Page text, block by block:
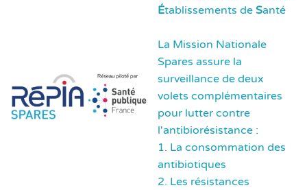
Établissements de Santé
La Mission Nationale
Spares assure la
surveillance de deux
volets complémentaires
pour lutter contre
l'antibiorésistance :
1. La consommation des
antibiotiques
2. Les résistances